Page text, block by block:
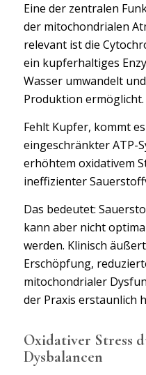
Eine der zentralen
der mitochondrialen
relevant ist die
ein kupferhaltiges
Wasser umwandelt
Produktion ermöglicht.
Fehlt Kupfer, kommt
eingeschränkter ATP-
erhöhtem oxidativem
ineffizienter
Das bedeutet:
kann aber nicht
werden. Klinisch
Erschöpfung,
mitochondrialer
der Praxis erstaunlich
Oxidativer Stress
Dysbalancen